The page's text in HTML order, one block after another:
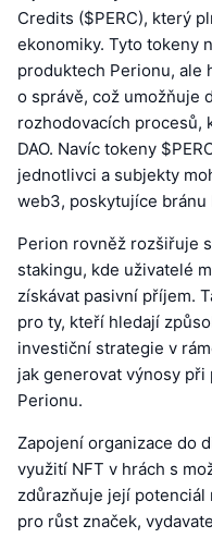
Credits ($PERC), který
ekonomiky. Tyto tokeny
produktech Perionu, ale
o správě, což umožňuje
rozhodovacích procesů,
DAO. Navíc tokeny
jednotlivci a subjekty
web3, poskytujíce
Perion rovněž rozšiřuje
stakingu, kde uživatelé
získávat pasivní příjem.
pro ty, kteří hledají
investiční strategie v
jak generovat výnosy
Perionu.
Zapojení organizace do
využití NFT v hrách s
zdůrazňuje její
pro růst značek,